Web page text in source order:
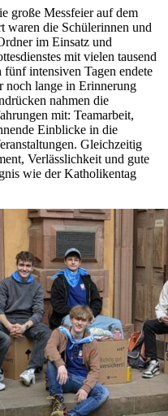
große Messfeier auf dem
waren die Schülerinnen und
im Einsatz und
mit vielen tausend
intensiven Tagen endete
noch lange in Erinnerung
nahmen die
mit: Teamarbeit,
Einblicke in die
Gleichzeitig
Verlässlichkeit und gute
wie der Katholikentag